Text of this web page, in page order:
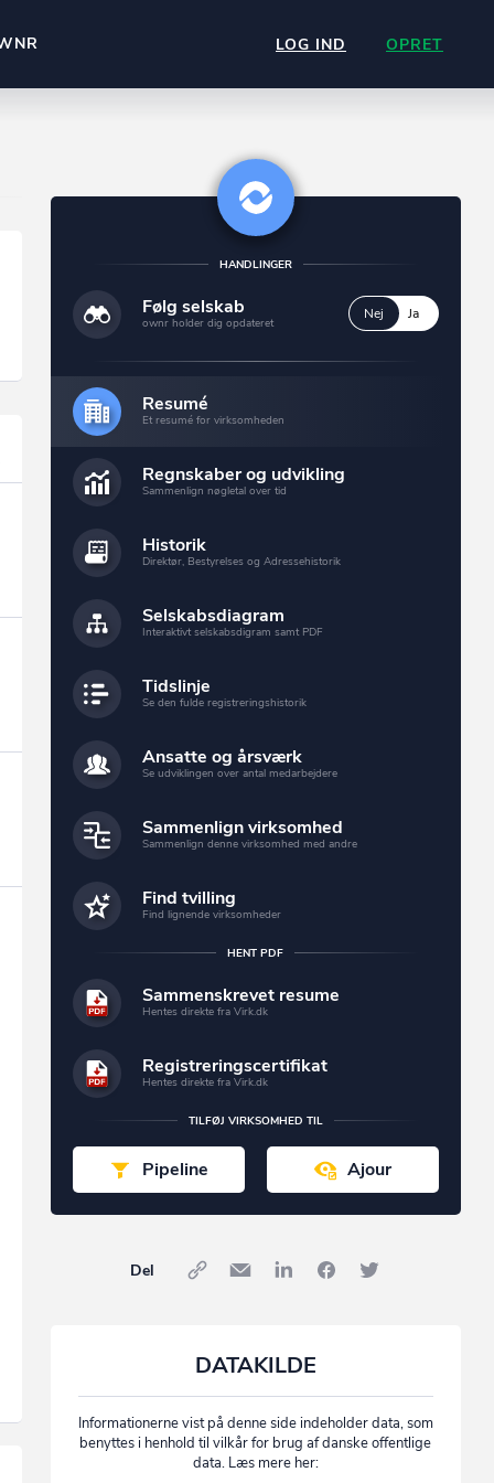
LOG IND OPRET
HANDLINGER
Følg selskab
ownr holder dig opdateret
Nej Ja
Resumé
Et resumé for virksomheden
Regnskaber og udvikling
Sammenlign nøgletal over tid
Historik
Direktør, Bestyrelses og Adressehistorik
Selskabsdiagram
Interaktivt selskabsdigram samt PDF
Tidslinje
Se den fulde registreringshistorik
Ansatte og årsværk
Se udviklingen over antal medarbejdere
Sammenlign virksomhed
Sammenlign denne virksomhed med andre
Find tvilling
Find lignende virksomheder
HENT PDF
Sammenskrevet resume
Hentes direkte fra Virk.dk
Registreringscertifikat
Hentes direkte fra Virk.dk
TILFØJ VIRKSOMHED TIL
Pipeline Ajour
Del
DATAKILDE
Informationerne vist på denne side indeholder data, som
benyttes i henhold til vilkår for brug af danske offentlige
data. Læs mere her: